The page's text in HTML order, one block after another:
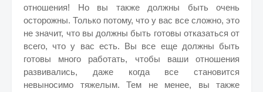
отношения! Но вы также должны быть очень
осторожны. Только потому, что у вас все сложно, это
не значит, что вы должны быть готовы отказаться от
всего, что у вас есть. Вы все еще должны быть
готовы много работать, чтобы ваши отношения
развивались, даже когда все становится
невыносимо тяжелым. Тем не менее, вы также